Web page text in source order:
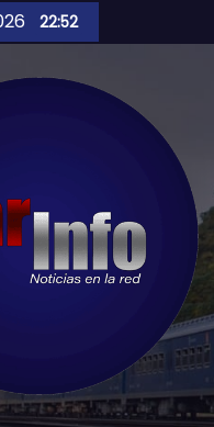
22:52